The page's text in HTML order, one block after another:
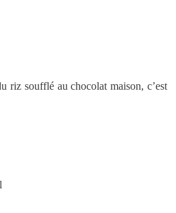
riz soufflé au chocolat maison, c’est